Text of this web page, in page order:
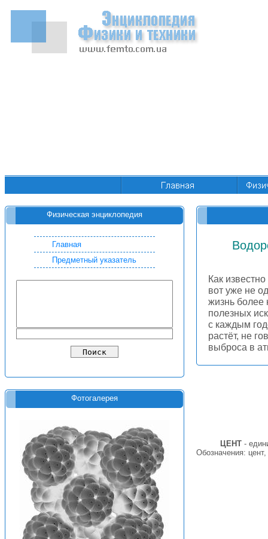
Физическая энциклопедия
Главная
Предметный указатель
Фотогалерея
Как
вот уже не
жизнь более
полезных
с каждым
растёт, не
выброса в
ЦЕНТ -
Обозначения: